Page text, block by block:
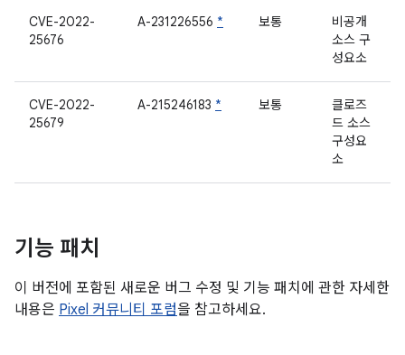
CVE-2022-
25676
A-231226556 * 보통
비공개
소스 구
성요소
CVE-2022-
25679
A-215246183 * 보통
클로즈
드 소스
구성요
소
기능 패치
이 버전에 포함된 새로운 버그 수정 및 기능 패치에 관한 자세한
내용은 Pixel 커뮤니티 포럼을 참고하세요.